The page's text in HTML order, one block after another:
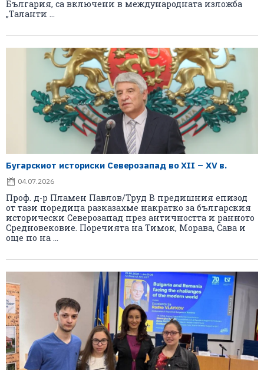
България, са включени в международната изложба
„Таланти ...
Бугарскиот историски Северозапад во XII – XV в.
04.07.2026
Проф. д-р Пламен Павлов/Труд В предишния епизод
от тази поредица разказахме накратко за българския
исторически Северозапад през античността и ранното
Средновековие. Поречията на Тимок, Морава, Сава и
още по на ...